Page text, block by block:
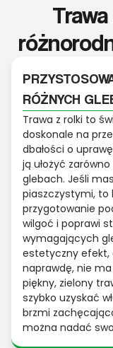
RÓŻNYCH
Trawa z rolki to
doskonale na
dbałości o
ją ułożyć
glebach. Jeśli
piaszczystymi, to
przygotowanie
wilgoć i poprawi
wymagających
estetyczny efekt,
naprawdę, nie
piękny, zielony
szybko uzyskać
brzmi
można nadać